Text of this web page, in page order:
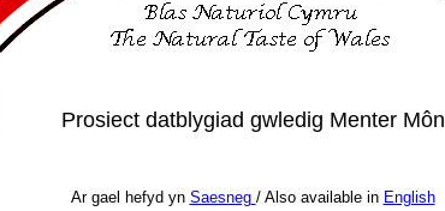
Prosiect datblygiad gwledig Menter Môn
Ar gael hefyd yn Saesneg / Also available in English